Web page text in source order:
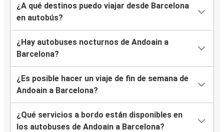
¿A qué destinos puedo viajar desde Barcelona
en autobús?
¿Hay autobuses nocturnos de Andoain a
Barcelona?
¿Es posible hacer un viaje de fin de semana de
Andoain a Barcelona?
¿Qué servicios a bordo están disponibles en
los autobuses de Andoain a Barcelona?